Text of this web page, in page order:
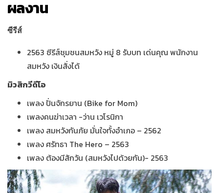
ผลงาน
ซีรีส์
2563 ซีรีส์ชุมชนสมหวัง หมู่ 8 รับบท เด่นคุณ พนักงาน
สมหวัง เงินสั่งได้
มิวสิกวีดีโอ
เพลง ปั่นจักรยาน (Bike for Mom)
เพลงคนฆ่าเวลา -ว่าน เวโรนิกา
เพลง สมหวังกันภัย มั่นใจทั้งอำเภอ – 2562
เพลง ศรัทธา The Hero – 2563
เพลง ต้องมีสักวัน (สมหวังไปด้วยกัน)- 2563